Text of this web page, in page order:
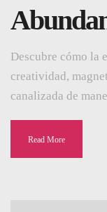
Descubre cómo la
creatividad,
canalizada de
Read More